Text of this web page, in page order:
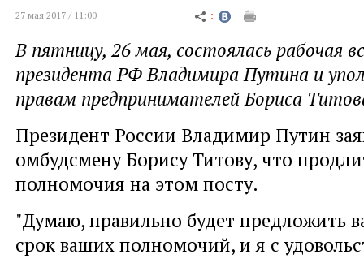
27 мая 2017 / 11:00
В пятницу, 26 мая, состоялась рабочая
президента РФ Владимира Путина и
правам предпринимателей Бориса
Президент России Владимир Путин
омбудсмену Борису Титову, что
полномочия на этом посту.
"Думаю, правильно будет предложить
срок ваших полномочий, и я с